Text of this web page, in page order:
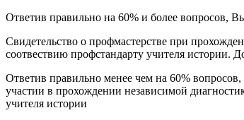
Ответив правильно на 60% и более вопросов,
Свидетельство о профмастерстве при
соотвествию профстандарту учителя истории.
Ответив правильно менее чем на 60%
участии в прохождении независимой
учителя истории